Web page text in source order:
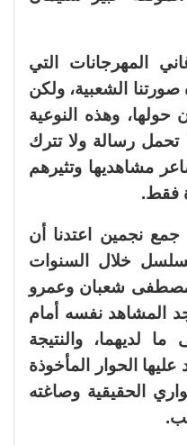
المهرجانات التي
الشعبية، ولكن
حولها، وهذه النوعية
تحمل رسالة ولا تترك
مشاهديها وتثيرهم
فقط.
نجمين اعتدنا أن
خلال السنوات
مصطفى شعبان وعمرو
المشاهد نفسه أمام
لديهما، والنتيجة
الحوار المأخوذة
الحقيقية وصاغته